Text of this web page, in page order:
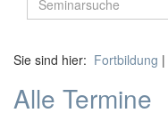
Sie sind hier: Fortbildung |
Alle Termine